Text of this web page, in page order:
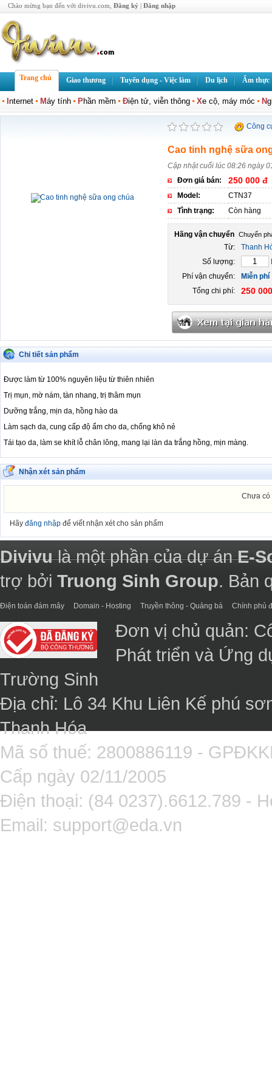
Chào mừng bạn đến với divivu.com, Đăng ký | Đăng nhập
Trang chủ Giao thương Tuyển dụng - Việc làm Du lịch Ẩm thực
nternet Máy tính Phần mềm Điện tử, viễn thông Xe cộ, máy móc N
Công
Cao tinh nghệ sữa
Cập nhật cuối lúc 08:26 ngày
Đơn giá bán:
250 000 đ
Model:
CTN37
Tình trạng:
Còn hàng
Hãng vận chuyển
Từ:
Thanh
Số lượng:
Phí vận chuyển:
Miễn phí
Tổng chi phí:
250
Chi tiết sản phẩm
Được làm từ 100% nguyên liệu từ thiên nhiên
Trị mụn, mờ nám, tàn nhang, trị thâm mụn
Dưỡng trắng, mịn da, hồng hào da
Làm sạch da, cung cấp độ ẩm cho da, chống khô nẻ
Tái tạo da, làm se khít lỗ chân lông, mang lại làn da trắng hồng, mịn màng.
Nhận xét sản phẩm
Chưa có
Hãy đăng nhập để viết nhận xét cho sản phẩm
Divivulà một phần của dự ánE-
trợ bởi Truong Sinh Group. Bản
Điện toán đám mây Domain - Hosting Truyền thông - Quảng bá Chính phủ
Đơn vị chủ quản:
Phát triển và Ứng
Trường Sinh
Địa chỉ: Lô 34 Khu Liên Kế phú
Thanh Hóa
Mã số thuế: 2800886119 -
Cấp ngày 02/11/2005
Điện thoại: (84 0237).6612.789 -
Email: support@eda.vn